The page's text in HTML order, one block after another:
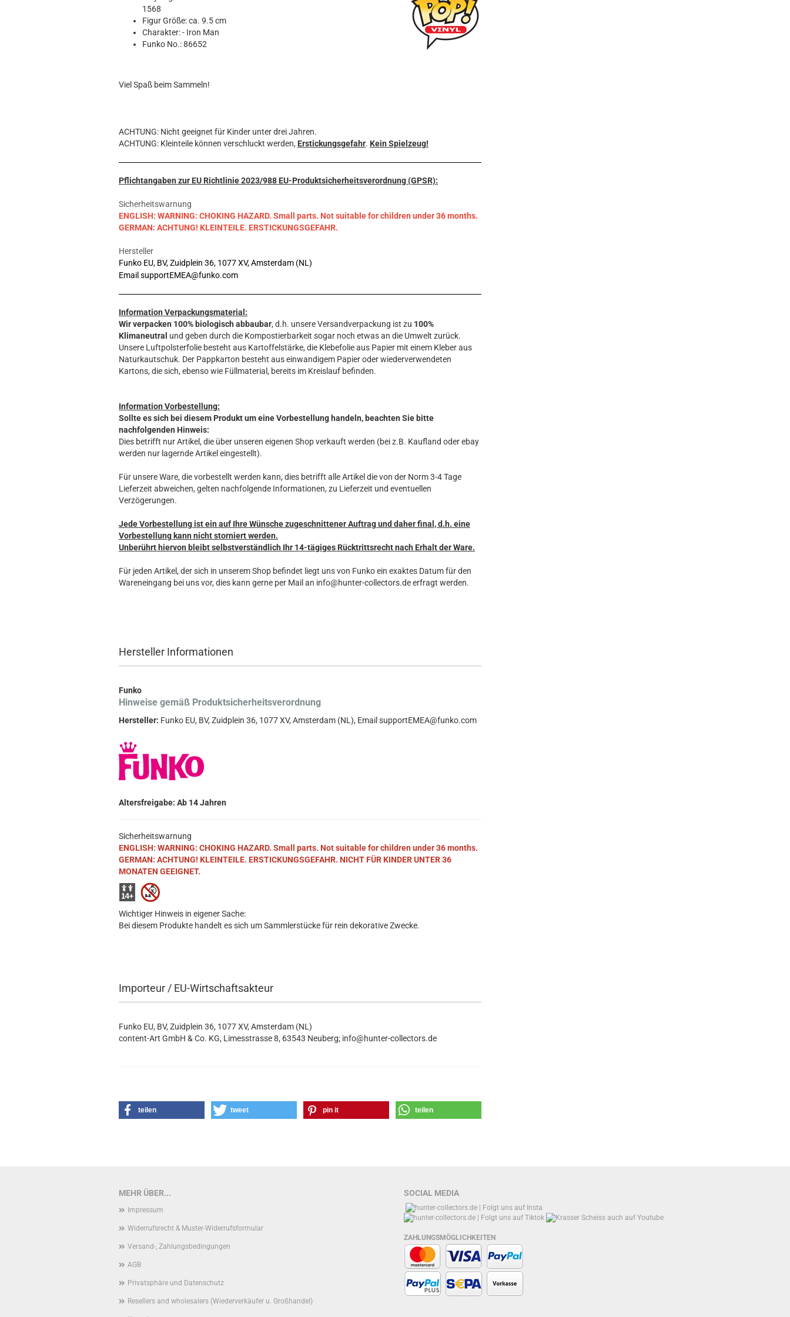
MARVEL
Movie
STAR WARS
1568
Figur Größe: ca. 9.5 cm
Charakter: - Iron Man
Funko No.: 86652
Viel Spaß beim Sammeln!
ACHTUNG: Nicht geeignet für Kinder unter drei Jahren.
ACHTUNG: Kleinteile können verschluckt werden, Erstickungsgefahr. Kein Spielzeug!
Pflichtangaben zur EU Richtlinie 2023/988 EU-Produktsicherheitsverordnung (GPSR):
Sicherheitswarnung
ENGLISH: WARNING: CHOKING HAZARD. Small parts. Not suitable for children under 36 months.
GERMAN: ACHTUNG! KLEINTEILE. ERSTICKUNGSGEFAHR.
Hersteller
Funko EU, BV, Zuidplein 36, 1077 XV, Amsterdam (NL)
Email supportEMEA@funko.com
Information Verpackungsmaterial:
Wir verpacken 100% biologisch abbaubar, d.h. unsere Versandverpackung ist zu 100%
Klimaneutral und geben durch die Kompostierbarkeit sogar noch etwas an die Umwelt zurück.
Unsere Luftpolsterfolie besteht aus Kartoffelstärke, die Klebefolie aus Papier mit einem Kleber aus
Naturkautschuk. Der Pappkarton besteht aus einwandigem Papier oder wiederverwendeten
Kartons, die sich, ebenso wie Füllmaterial, bereits im Kreislauf befinden.
Information Vorbestellung:
Sollte es sich bei diesem Produkt um eine Vorbestellung handeln, beachten Sie bitte
nachfolgenden Hinweis:
Dies betrifft nur Artikel, die über unseren eigenen Shop verkauft werden (bei z.B. Kaufland oder ebay
werden nur lagernde Artikel eingestellt).
Für unsere Ware, die vorbestellt werden kann, dies betrifft alle Artikel die von der Norm 3-4 Tage
Lieferzeit abweichen, gelten nachfolgende Informationen, zu Lieferzeit und eventuellen
Verzögerungen.
Jede Vorbestellung ist ein auf Ihre Wünsche zugeschnittener Auftrag und daher final, d.h. eine
Vorbestellung kann nicht storniert werden.
Unberührt hiervon bleibt selbstverständlich Ihr 14-tägiges Rücktrittsrecht nach Erhalt der Ware.
Für jeden Artikel, der sich in unserem Shop befindet liegt uns von Funko ein exaktes Datum für den
Wareneingang bei uns vor, dies kann gerne per Mail an info@hunter-collectors.de erfragt werden.
Hersteller Informationen
Funko
Hinweise gemäß Produktsicherheitsverordnung
Hersteller: Funko EU, BV, Zuidplein 36, 1077 XV, Amsterdam (NL), Email supportEMEA@funko.com
Altersfreigabe: Ab 14 Jahren
Sicherheitswarnung
ENGLISH: WARNING: CHOKING HAZARD. Small parts. Not suitable for children under 36 months.
GERMAN: ACHTUNG! KLEINTEILE. ERSTICKUNGSGEFAHR. NICHT FÜR KINDER UNTER 36
MONATEN GEEIGNET.
Wichtiger Hinweis in eigener Sache:
Bei diesem Produkte handelt es sich um Sammlerstücke für rein dekorative Zwecke.
Importeur / EU-Wirtschaftsakteur
Funko EU, BV, Zuidplein 36, 1077 XV, Amsterdam (NL)
content-Art GmbH & Co. KG, Limesstrasse 8, 63543 Neuberg; info@hunter-collectors.de
teilen tweet pin it teilen
MEHR ÜBER...
Impressum
Widerrufsrecht & Muster-Widerrufsformular
Versand-, Zahlungsbedingungen
AGB
Privatsphäre und Datenschutz
Resellers and wholesalers (Wiederverkäufer u. Großhandel)
SOCIAL MEDIA
ZAHLUNGSMÖGLICHKEITEN